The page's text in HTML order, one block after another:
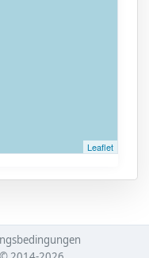
Leaflet